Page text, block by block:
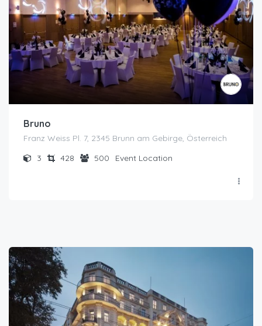
Bruno
Franz Weiss Pl. 7, 2345 Brunn am Gebirge, Österreich
3
428 500 Event Location